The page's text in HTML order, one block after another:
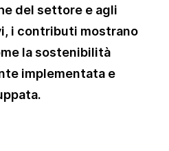
del settore e agli
i contributi mostrano
la sostenibilità
implementata e